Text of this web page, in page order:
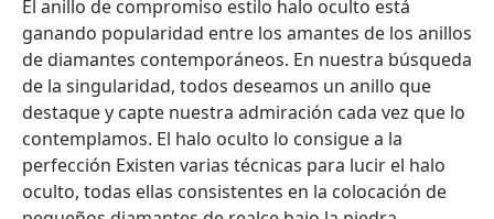
El anillo de compromiso estilo halo oculto está
ganando popularidad entre los amantes de los anillos
de diamantes contemporáneos. En nuestra búsqueda
de la singularidad, todos deseamos un anillo que
destaque y capte nuestra admiración cada vez que lo
contemplamos. El halo oculto lo consigue a la
perfección Existen varias técnicas para lucir el halo
oculto, todas ellas consistentes en la colocación de